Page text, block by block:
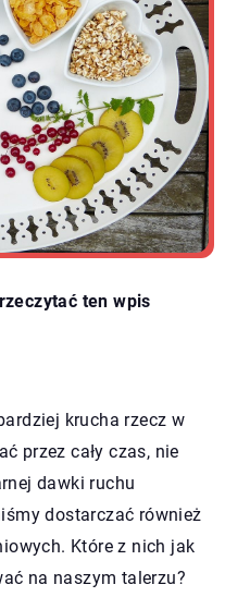
ten wpis
krucha rzecz w
przez cały czas, nie
dawki ruchu
dostarczać również
Które z nich jak
na naszym talerzu?